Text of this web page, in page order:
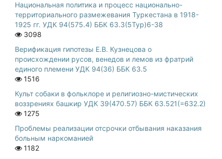
Национальная политика и процесс национально-
территориального размежевания Туркестана в 1918-
1925 гг. УДК 94(575.4) ББК 63.3(5Тур)6-38
3098
Верификация гипотезы Е.В. Кузнецова о
происхождении русов, венедов и лемов из фратрий
единого племени УДК 94(36) ББК 63.5
1516
Культ собаки в фольклоре и религиозно-мистических
воззрениях башкир УДК 39(470.57) ББК 63.521(=632.2)
1275
Проблемы реализации отсрочки отбывания наказания
больным наркоманией
1182